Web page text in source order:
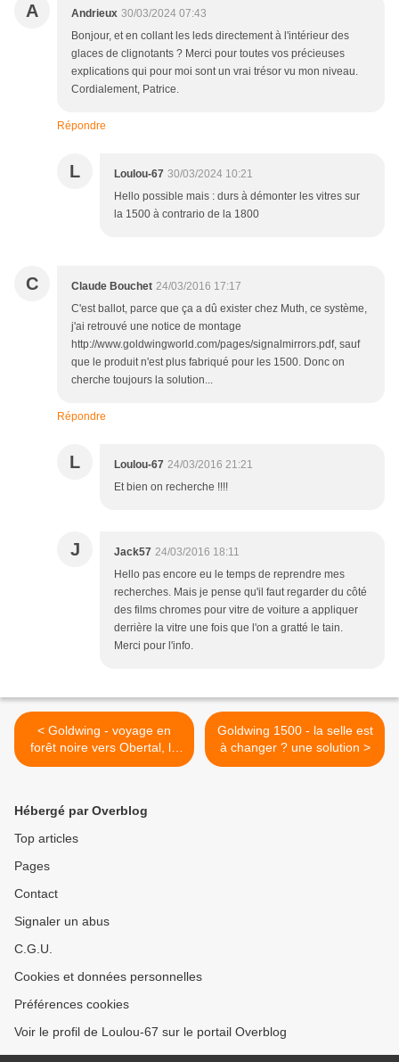
A Andrieux 30/03/2024 07:43
Bonjour, et en collant les leds directement à l'intérieur des
glaces de clignotants ? Merci pour toutes vos précieuses
explications qui pour moi sont un vrai trésor vu mon niveau.
Cordialement, Patrice.
Répondre
L Loulou-67 30/03/2024 10:21
Hello possible mais : durs à démonter les vitres sur
la 1500 à contrario de la 1800
C Claude Bouchet 24/03/2016 17:17
C'est ballot, parce que ça a dû exister chez Muth, ce système,
j'ai retrouvé une notice de montage
http://www.goldwingworld.com/pages/signalmirrors.pdf, sauf
que le produit n'est plus fabriqué pour les 1500. Donc on
cherche toujours la solution...
Répondre
L Loulou-67 24/03/2016 21:21
Et bien on recherche !!!!
J Jack57 24/03/2016 18:11
Hello pas encore eu le temps de reprendre mes
recherches. Mais je pense qu'il faut regarder du côté
des films chromes pour vitre de voiture a appliquer
derrière la vitre une fois que l'on a gratté le tain.
Merci pour l'info.
< Goldwing - voyage en
forêt noire vers Obertal, le
château du Hohenzollern et
Goldwing 1500 - la selle est
à changer ? une solution >
Hébergé par Overblog
Top articles
Pages
Contact
Signaler un abus
C.G.U.
Cookies et données personnelles
Préférences cookies
Voir le profil de Loulou-67 sur le portail Overblog